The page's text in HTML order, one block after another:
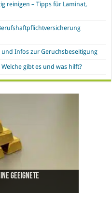
reinigen – Tipps für Laminat,
und Infos zur Geruchsbeseitigung
gibt es und was hilft?
Wo liegen die Vor-
geeignete
Hier liegen die
Pflanzen vs. echte
Vor- und Nachteile von